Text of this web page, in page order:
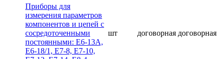
Приборы для
измерения параметров
компонентов и цепей с
сосредоточенными
постоянными: Е6-13А,
Е6-18/1, Е7-8, Е7-10,
шт договорная договорная